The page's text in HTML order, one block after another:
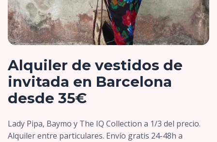
Alquiler de vestidos de
invitada en Barcelona
desde 35€
Lady Pipa, Baymo y The IQ Collection a 1/3 del precio.
Alquiler entre particulares. Envío gratis 24-48h a